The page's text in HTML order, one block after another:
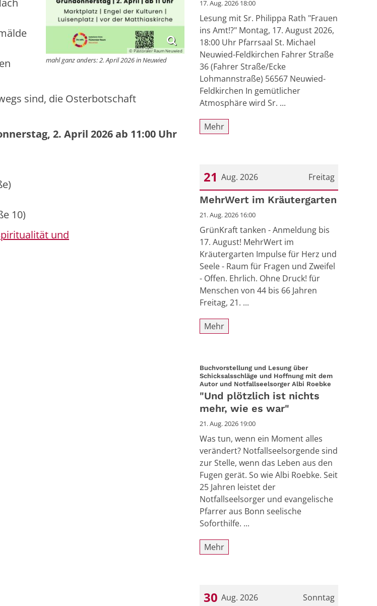
© Pastoraler Raum Neuwied
mahl ganz anders: 2. April 2026 in Neuwied
sind, die Osterbotschaft
2. April 2026 ab 11:00 Uhr
10)
und
17. Aug. 2026 18:00
Lesung mit Sr. Philippa Rath "Frauen
ins Amt!?" Montag, 17. August 2026,
18:00 Uhr Pfarrsaal St. Michael
Neuwied-Feldkirchen Fahrer Straße
36 (Fahrer Straße/Ecke
Lohmannstraße) 56567 Neuwied-
Feldkirchen In gemütlicher
Atmosphäre wird Sr. ...
Mehr
Freitag
21 Aug. 2026
Datum: 21. August 2026
MehrWert im Kräutergarten
21. Aug. 2026 16:00
GrünKraft tanken - Anmeldung bis
17. August! MehrWert im
Kräutergarten Impulse für Herz und
Seele - Raum für Fragen und Zweifel
- Offen. Ehrlich. Ohne Druck! für
Menschen von 44 bis 66 Jahren
Freitag, 21. ...
Mehr
Buchvorstellung und Lesung über
Schicksalsschläge und Hoffnung mit dem
Autor und Notfallseelsorger Albi Roebke
"Und plötzlich ist nichts
mehr, wie es war"
21. Aug. 2026 19:00
Was tun, wenn ein Moment alles
verändert? Notfallseelsorgende sind
zur Stelle, wenn das Leben aus den
Fugen gerät. So wie Albi Roebke. Seit
25 Jahren leistet der
Notfallseelsorger und evangelische
Pfarrer aus Bonn seelische
Soforthilfe. ...
Mehr
Sonntag
30 Aug. 2026